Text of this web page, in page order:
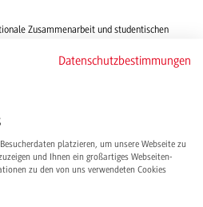
Zusammenarbeit und studentischen
helfen, ihre Erträge durch präzise
Datenschutzbestimmungen
platzieren, um unsere Webseite zu
und Ihnen ein großartiges Webseiten-
zu den von uns verwendeten Cookies